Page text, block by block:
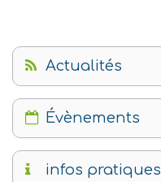
Actualités
Évènements
infos pratiques